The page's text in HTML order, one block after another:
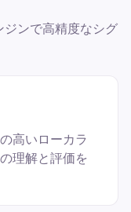
ンで高精度なシグ
高いローカラ
理解と評価を